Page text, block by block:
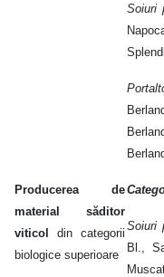
Producerea de
material săditor
viticol din categorii
biologice superioare
Soiuri
Soiuri
Bl.,